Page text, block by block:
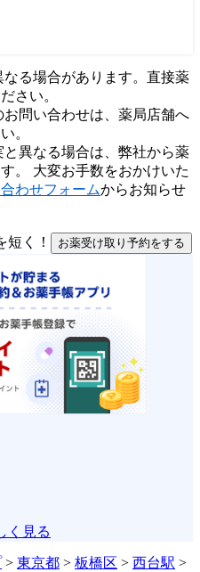
る場合があります。直接薬
さい。
問い合わせは、薬局店舗へ
。
異なる場合は、弊社から薬
。 大変お手数をおかけいた
わせフォームからお知らせ
お薬受け取り予約をする
く見る
> 東京都 > 板橋区 > 西台駅 >